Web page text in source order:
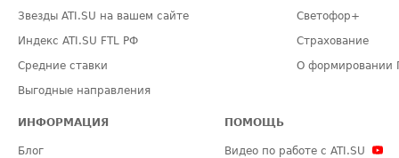
Звезды ATI.SU на вашем сайте
Индекс ATI.SU FTL РФ
Средние ставки
Выгодные направления
Светофор+
Страхование
О формировании
ИНФОРМАЦИЯ
Блог
ПОМОЩЬ
Видео по работе с ATI.SU